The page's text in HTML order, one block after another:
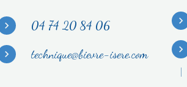
04 74 20 84 06
technique@bievre-isere.com